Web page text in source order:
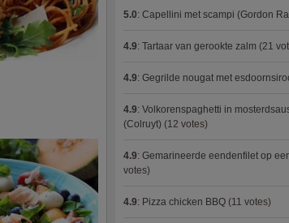
5.0: Capellini met scampi (Gordon
4.9: Tartaar van gerookte zalm (21
4.9: Gegrilde nougat met
4.9: Volkorenspaghetti in
(Colruyt) (12 votes)
4.9: Gemarineerde eendenfilet op
votes)
4.9: Pizza chicken BBQ (11 votes)